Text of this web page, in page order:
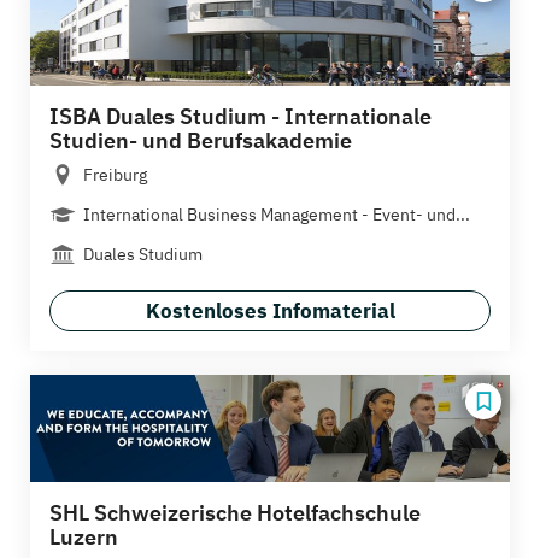
ISBA Duales Studium - Internationale
Studien- und Berufsakademie
Freiburg
International Business Management - Event- und...
Duales Studium
Kostenloses Infomaterial
SHL Schweizerische Hotelfachschule
Luzern